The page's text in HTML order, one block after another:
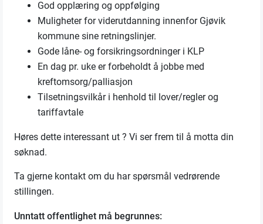
God opplæring og oppfølging
Muligheter for viderutdanning innenfor Gjøvik
kommune sine retningslinjer.
Gode låne- og forsikringsordninger i KLP
En dag pr. uke er forbeholdt å jobbe med
kreftomsorg/palliasjon
Tilsetningsvilkår i henhold til lover/regler og
tariffavtale
Høres dette interessant ut ? Vi ser frem til å motta din
søknad.
Ta gjerne kontakt om du har spørsmål vedrørende
stillingen.
Unntatt offentlighet må begrunnes: